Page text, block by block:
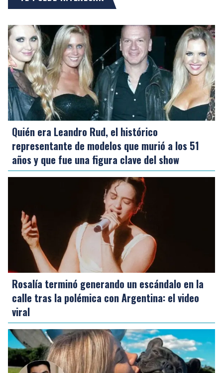
Quién era Leandro Rud, el histórico
representante de modelos que murió a los 51
años y que fue una figura clave del show
Rosalía terminó generando un escándalo en la
calle tras la polémica con Argentina: el video
viral